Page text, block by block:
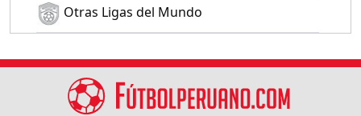
Otras Ligas del Mundo